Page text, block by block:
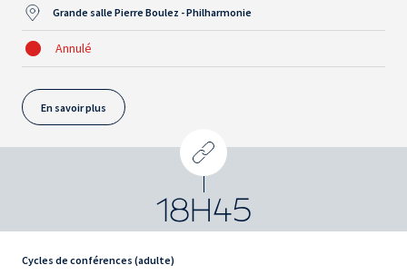
Grande salle Pierre Boulez - Philharmonie
Annulé
En savoir plus
18H45
Cycles de conférences (adulte)